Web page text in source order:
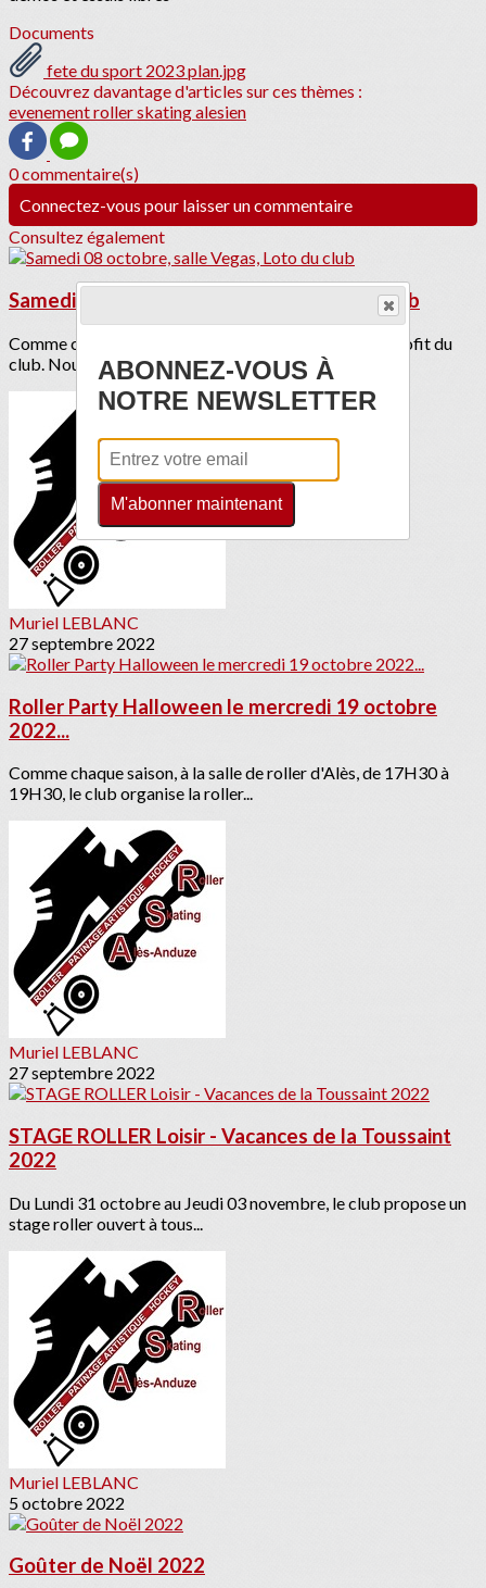
Documents
fete du sport 2023 plan.jpg
Découvrez davantage d'articles sur ces thèmes :
evenement roller skating alesien
0 commentaire(s)
Connectez-vous pour laisser un commentaire
Consultez également
Samedi 08 octobre, salle Vegas, Loto du club
Comme chaque saison, le Vegas organise un loto au profit du
club. Nous comptons sur votre...
Muriel LEBLANC
27 septembre 2022
Roller Party Halloween le mercredi 19 octobre
2022...
Comme chaque saison, à la salle de roller d'Alès, de 17H30 à
19H30, le club organise la roller...
Muriel LEBLANC
27 septembre 2022
STAGE ROLLER Loisir - Vacances de la Toussaint
2022
Du Lundi 31 octobre au Jeudi 03 novembre, le club propose un
stage roller ouvert à tous...
Muriel LEBLANC
5 octobre 2022
Goûter de Noël 2022
ABONNEZ-VOUS À
NOTRE NEWSLETTER
M'abonner maintenant